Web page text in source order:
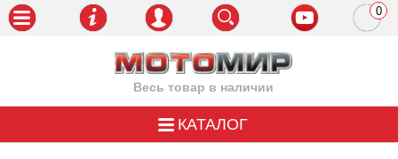
Весь товар в наличии
0
КАТАЛОГ